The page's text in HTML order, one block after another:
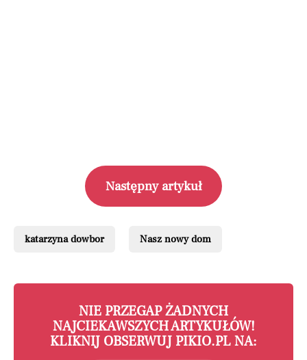
Następny artykuł
katarzyna dowbor Nasz nowy dom
NIE PRZEGAP ŻADNYCH
NAJCIEKAWSZYCH ARTYKUŁÓW!
KLIKNIJ OBSERWUJ PIKIO.PL NA: